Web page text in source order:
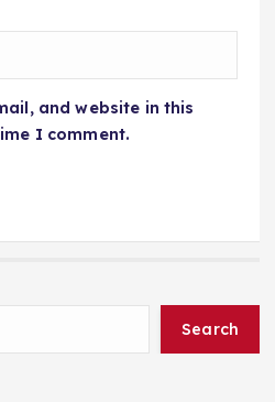
and website in this
I comment.
Search